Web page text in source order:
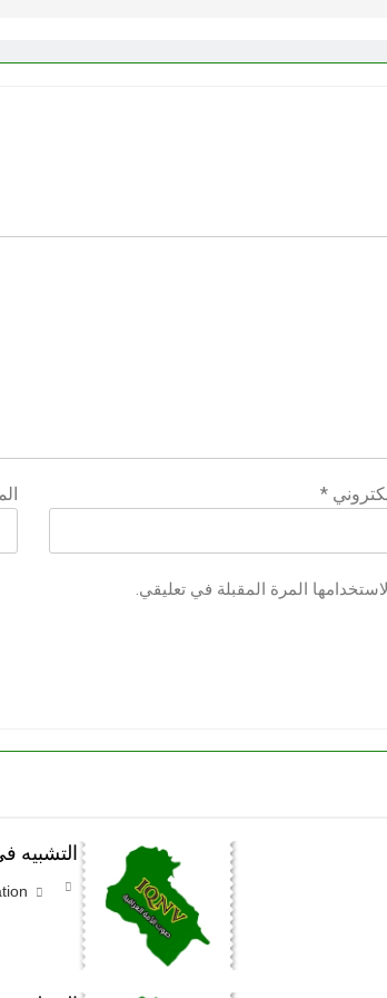
*
المرة المقبلة في تعليقي.
التشبيه